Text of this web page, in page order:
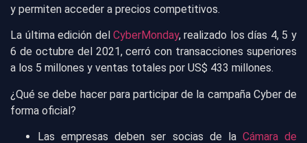
y permiten acceder a precios competitivos.
La última edición del CyberMonday, realizado los días 4, 5 y
6 de octubre del 2021, cerró con transacciones superiores
a los 5 millones y ventas totales por US$ 433 millones.
¿Qué se debe hacer para participar de la campaña Cyber de
forma oficial?
Las empresas deben ser socias de la Cámara de